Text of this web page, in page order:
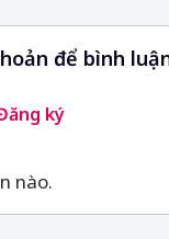
để bình
ký
nào.